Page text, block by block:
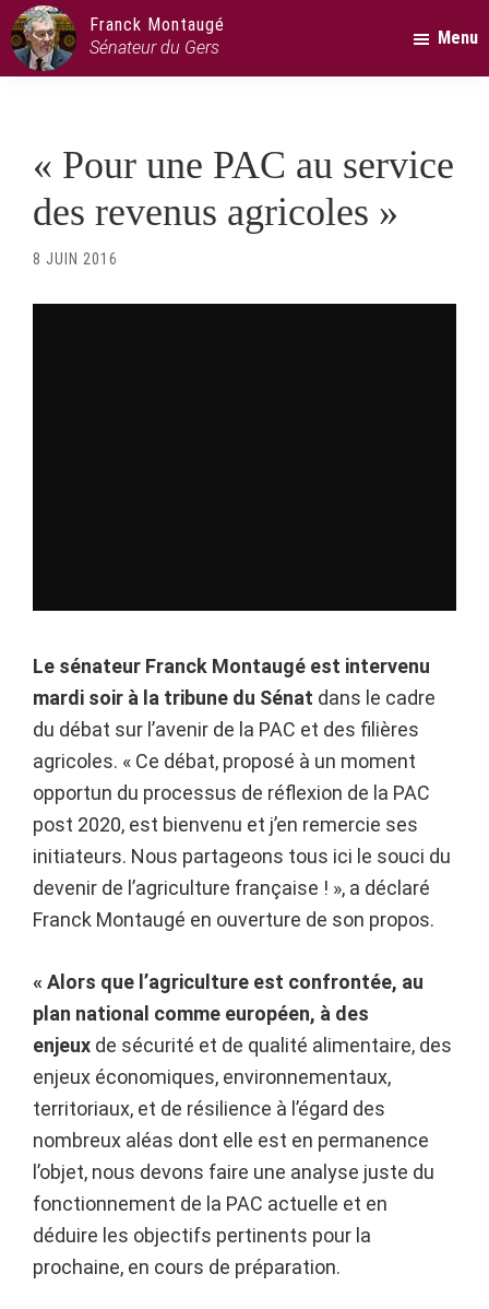
Passer
au
contenu
Passer
la
principale
Passer
au
pied
Franck Montaugé
Sénateur du Gers
Menu
« Pour une PAC au service
des revenus agricoles »
8 JUIN 2016
Le sénateur Franck Montaugé est intervenu
mardi soir à la tribune du Sénat dans le cadre
du débat sur l’avenir de la PAC et des filières
agricoles. « Ce débat, proposé à un moment
opportun du processus de réflexion de la PAC
post 2020, est bienvenu et j’en remercie ses
initiateurs. Nous partageons tous ici le souci du
devenir de l’agriculture française ! », a déclaré
Franck Montaugé en ouverture de son propos.
« Alors que l’agriculture est confrontée, au
plan national comme européen, à des
enjeux de sécurité et de qualité alimentaire, des
enjeux économiques, environnementaux,
territoriaux, et de résilience à l’égard des
nombreux aléas dont elle est en permanence
l’objet, nous devons faire une analyse juste du
fonctionnement de la PAC actuelle et en
déduire les objectifs pertinents pour la
prochaine, en cours de préparation.